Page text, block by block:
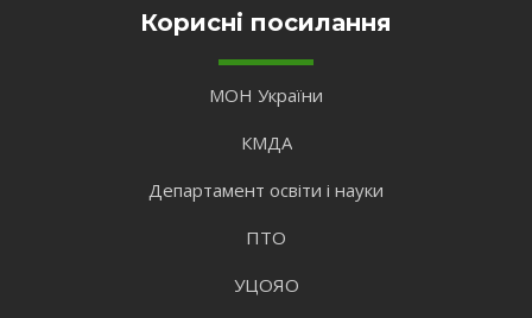
Корисні посилання
МОН України
КМДА
Департамент освіти і науки
ПТО
УЦОЯО